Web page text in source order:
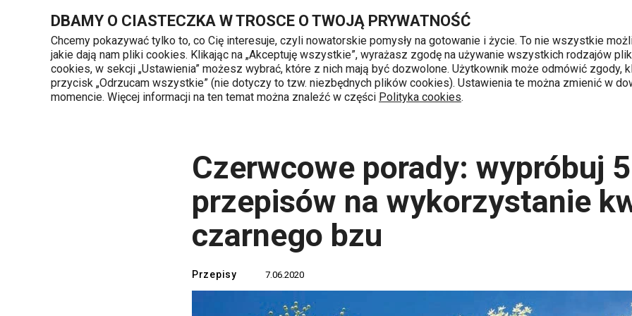
DBAMY O CIASTECZKA W TROSCE O TWOJĄ PRYWATNOŚĆ
Chcemy pokazywać tylko to, co Cię interesuje, czyli nowatorskie pomysły na gotowanie i życie. To nie wszystkie
jakie dają nam pliki cookies. Klikając na „Akceptuję wszystkie”, wyrażasz zgodę na używanie wszystkich rodzajów
cookies, w sekcji „Ustawienia” możesz wybrać, które z nich mają być dozwolone. Użytkownik może odmówić zgody,
przycisk „Odrzucam wszystkie” (nie dotyczy to tzw. niezbędnych plików cookies). Ustawienia te można zmienić w
momencie. Więcej informacji na ten temat można znaleźć w części Polityka cookies.
Przejdź do głównej zawartości
Przejdź do wyszukiwania
Przejdź do nawigacji
Kategorie produktów 720 809 700
Poniedziałek - piątek od 8 do 16
Czerwcowe porady: wypróbuj 5
przepisów na wykorzystanie
czarnego bzu
Przepisy 7.06.2020